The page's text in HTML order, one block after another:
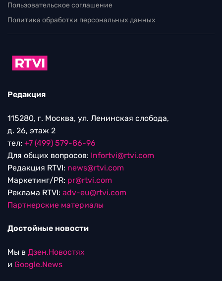
Пользовательское соглашение
Политика обработки персональных данных
Редакция
115280, г. Москва, ул. Ленинская слобода,
д. 26, этаж 2
тел: +7 (499) 579-86-96
Для общих вопросов: Infortvi@rtvi.com
Редакция RTVI: news@rtvi.com
Маркетинг/PR: pr@rtvi.com
Реклама RTVI: adv-eu@rtvi.com
Партнерские материалы
Достойные новости
Мы в Дзен.Новостях
и Google.News